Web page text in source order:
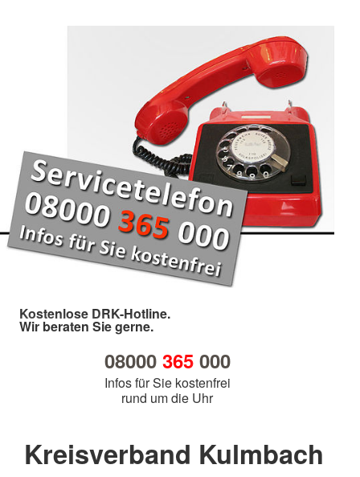
Kostenlose DRK-Hotline.
Wir beraten Sie gerne.
08000 365000
Infos für Sie kostenfrei
rund um die Uhr
Kreisverband Kulmbach